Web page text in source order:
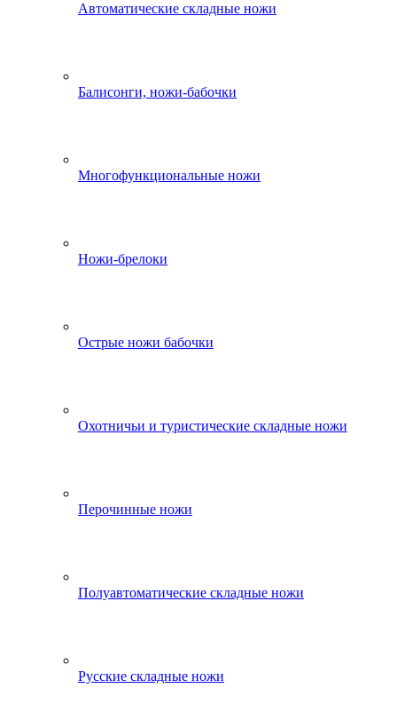
Автоматические складные ножи
Балисонги, ножи-бабочки
Многофункциональные ножи
Ножи-брелоки
Острые ножи бабочки
Охотничьи и туристические складные ножи
Перочинные ножи
Полуавтоматические складные ножи
Русские складные ножи